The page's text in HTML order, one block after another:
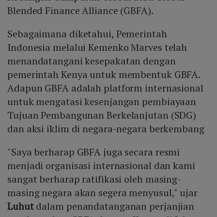
Blended Finance Alliance (GBFA).
Sebagaimana diketahui, Pemerintah
Indonesia melalui Kemenko Marves telah
menandatangani kesepakatan dengan
pemerintah Kenya untuk membentuk GBFA.
Adapun GBFA adalah platform internasional
untuk mengatasi kesenjangan pembiayaan
Tujuan Pembangunan Berkelanjutan (SDG)
dan aksi iklim di negara-negara berkembang
"Saya berharap GBFA juga secara resmi
menjadi organisasi internasional dan kami
sangat berharap ratifikasi oleh masing-
masing negara akan segera menyusul," ujar
Luhutdalam penandatanganan perjanjian